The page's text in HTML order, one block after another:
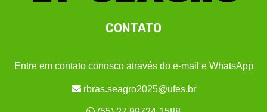
CONTATO
Entre em contato conosco através do e-mail e WhatsApp
rbras.seagro2025@ufes.br